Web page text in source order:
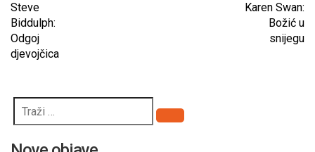
Steve
Biddulph:
Odgoj
djevojčica
Karen Swan:
Božić u
snijegu
Pretraži